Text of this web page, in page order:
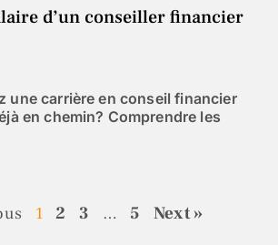
d’un conseiller financier
une carrière en conseil financier
en chemin? Comprendre les
1 2 3 … 5 Next »